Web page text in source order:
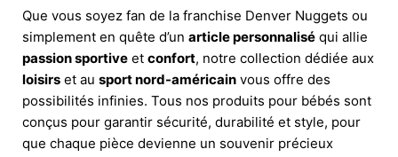
Que vous soyez fan de la franchise Denver Nuggets ou
simplement en quête d’un article personnalisé qui allie
passion sportive et confort, notre collection dédiée aux
loisirs et au sport nord-américain vous offre des
possibilités infinies. Tous nos produits pour bébés sont
conçus pour garantir sécurité, durabilité et style, pour
que chaque pièce devienne un souvenir précieux